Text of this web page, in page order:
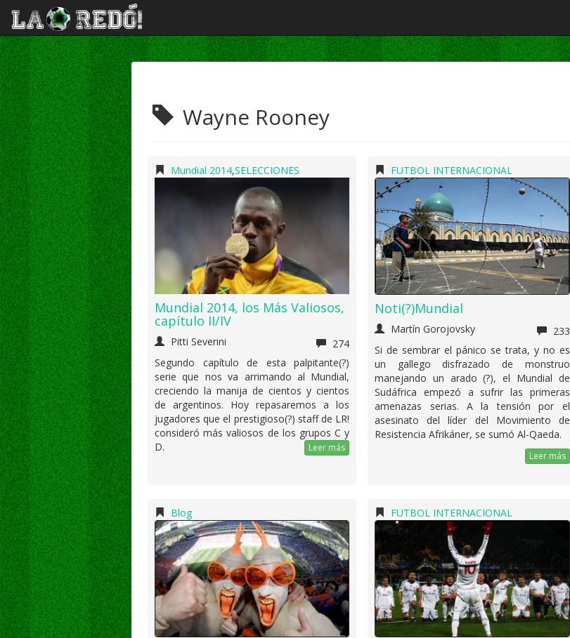
Wayne Rooney
Mundial 2014,SELECCIONES
Mundial 2014, los Más Valiosos,
capítulo II/IV
Pitti Severini
274
Segundo capítulo de esta palpitante(?)
serie que nos va arrimando al Mundial,
creciendo la manija de cientos y cientos
de argentinos. Hoy repasaremos a los
jugadores que el prestigioso(?) staff de LR!
consideró más valiosos de los grupos C y
D.
Leer más
FUTBOL INTERNACIONAL
Noti(?)Mundial
Martín Gorojovsky
233
Si de sembrar el pánico se trata, y no es
un gallego disfrazado de monstruo
manejando un arado (?), el Mundial de
Sudáfrica empezó a sufrir las primeras
amenazas serias. A la tensión por el
asesinato del líder del Movimiento de
Resistencia Afrikáner, se sumó Al-Qaeda.
Leer más
Blog FUTBOL INTERNACIONAL